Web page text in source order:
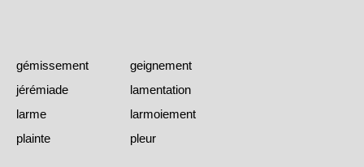
gémissement
geignement
jérémiade
lamentation
larme
larmoiement
plainte
pleur